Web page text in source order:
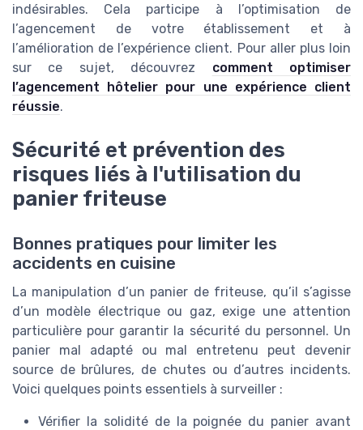
indésirables. Cela participe à l’optimisation de
l’agencement de votre établissement et à
l’amélioration de l’expérience client. Pour aller plus loin
sur ce sujet, découvrez comment optimiser
l’agencement hôtelier pour une expérience client
réussie.
Sécurité et prévention des
risques liés à l'utilisation du
panier friteuse
Bonnes pratiques pour limiter les
accidents en cuisine
La manipulation d’un panier de friteuse, qu’il s’agisse
d’un modèle électrique ou gaz, exige une attention
particulière pour garantir la sécurité du personnel. Un
panier mal adapté ou mal entretenu peut devenir
source de brûlures, de chutes ou d’autres incidents.
Voici quelques points essentiels à surveiller :
Vérifier la solidité de la poignée du panier avant